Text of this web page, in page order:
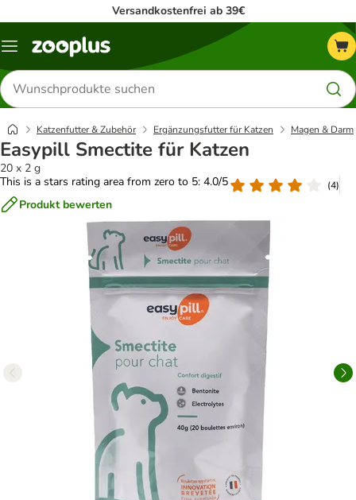
Versandkostenfrei ab 39€
Menü
Produkte
suchen
Katzenfutter & Zubehör Ergänzungsfutter für Katzen Magen & Darm
Easypill Smectite für Katzen
20 x 2 g
This is a stars rating area from zero to 5: 4.0/5
(4)
Produkt bewerten